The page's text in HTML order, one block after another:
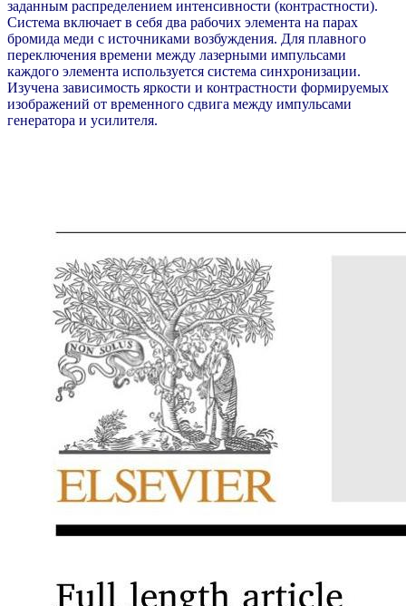
заданным распределением интенсивности (контрастности).
Система включает в себя два рабочих элемента на парах
бромида меди с источниками возбуждения. Для плавного
переключения времени между лазерными импульсами
каждого элемента используется система синхронизации.
Изучена зависимость яркости и контрастности формируемых
изображений от временного сдвига между импульсами
генератора и усилителя.